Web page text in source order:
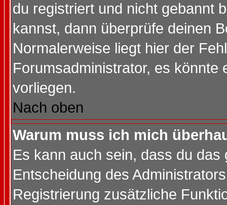
du registriert und nicht gebannt
kannst, dann überprüfe deinen
Normalerweise liegt hier der
Forumsadministrator, es könnte
vorliegen.
Nach oben
Warum muss ich mich
Es kann auch sein, dass du
Entscheidung des
Registrierung zusätzliche